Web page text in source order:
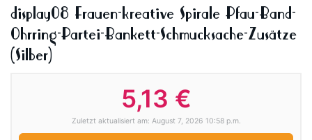
display08 Frauen-kreative Spirale Pfau-Band-
Ohrring-Partei-Bankett-Schmucksache-Zusätze
(Silber)
5,13 €
Zuletzt aktualisiert am: August 7, 2026 10:58 p.m.